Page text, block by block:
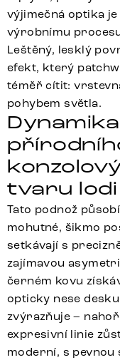
výjimečná optika
výrobnímu
Leštěný, lesklý
efekt, který
téměř cítit:
pohybem světla.
tvaru lodi
Tato podnož
mohutné, šikmo
setkávají s
zajímavou
černém kovu
opticky nese
zvýrazňuje –
expresivní linie
moderní, s